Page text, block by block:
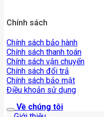
Chính sách
Chính sách bảo hành
Chính sách thanh toán
Chính sách vận chuyển
Chính sách đổi trả
Chính sách bảo mật
Điều khoản sử dụng
Về chúng tôi